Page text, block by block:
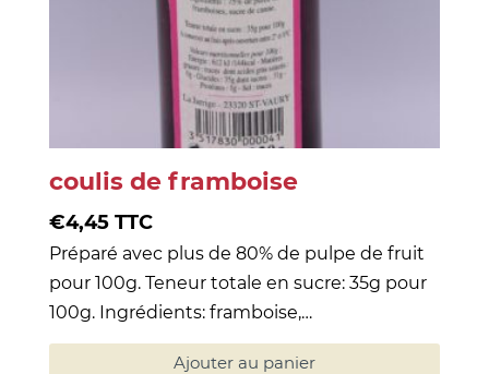
coulis de framboise
€4,45 TTC
Préparé avec plus de 80% de pulpe de fruit
pour 100g. Teneur totale en sucre: 35g pour
100g. Ingrédients: framboise,…
Ajouter au panier